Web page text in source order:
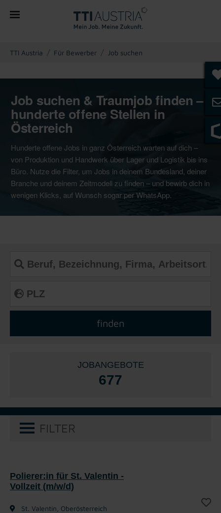
You are here:
TTI Austria Für Bewerber Job suchen
Job suchen & Traumjob finden –
hunderte offene Stellen in
Österreich
Hunderte offene Jobs in ganz Österreich warten auf dich –
von Produktion und Handwerk über Lager und Logistik bis ins
Büro. Nutze die Filter, um Jobs in deinem Bundesland, deiner
Branche und deinem Zeitmodell zu finden – und bewirb dich in
wenigen Klicks, auf Wunsch sogar per WhatsApp.
JOBANGEBOTE
677
FILTER
Polierer:in für St. Valentin -
Vollzeit (m/w/d)
St. Valentin, Oberösterreich